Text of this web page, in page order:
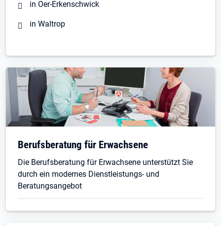
in Oer-Erkenschwick
in Waltrop
Berufsberatung für Erwachsene
Die Berufsberatung für Erwachsene unterstützt Sie
durch ein modernes Dienstleistungs- und
Beratungsangebot